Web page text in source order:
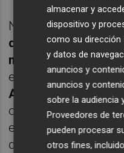
No en vano, desde
diez semifinalesy
murciano en Grand
estrenó
Abierto de Estados
otro tenista español
en Melbourne, París,
día de hoy.
almacenar y
dispositivo y
como su dirección
y datos de
anuncios y
anuncios y
sobre la audiencia
Proveedores de
pueden procesar
otros fines,